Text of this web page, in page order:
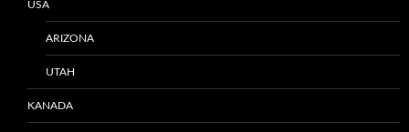
USA
ARIZONA
UTAH
KANADA